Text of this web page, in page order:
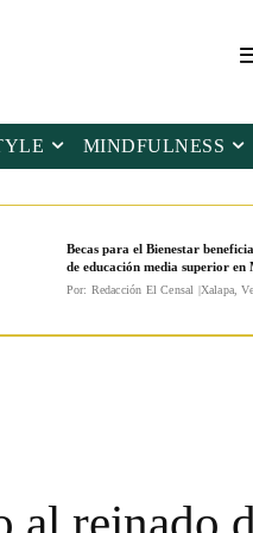
MINDFULNESS
Becas para el Bienestar
de educación media superior en
Por: Redacción El Censal |Xalapa,
reinado